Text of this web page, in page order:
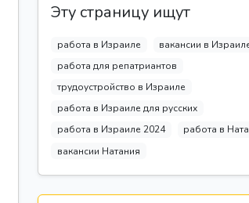
Эту страницу ищут
работа в Израиле
вакансии в
работа для репатриантов
трудоустройство в Израиле
работа в Израиле для русских
работа в Израиле 2024
работа в
вакансии Натания